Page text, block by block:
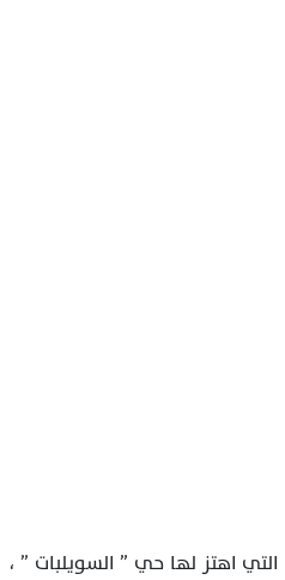
اهتز لها حي ” السويلبات ” ،